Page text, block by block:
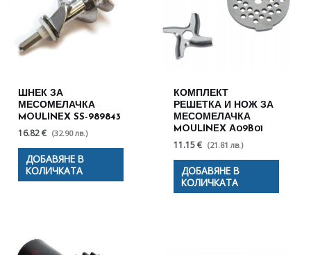
ШНЕК ЗА
МЕСОМЕЛАЧКА
MOULINEX SS-989843
16.82 € (32.90 лв.)
ДОБАВЯНЕ В
КОЛИЧКАТА
КОМПЛЕКТ
РЕШЕТКА И НОЖ ЗА
МЕСОМЕЛАЧКА
MOULINEX А09B01
11.15 € (21.81 лв.)
ДОБАВЯНЕ В
КОЛИЧКАТА